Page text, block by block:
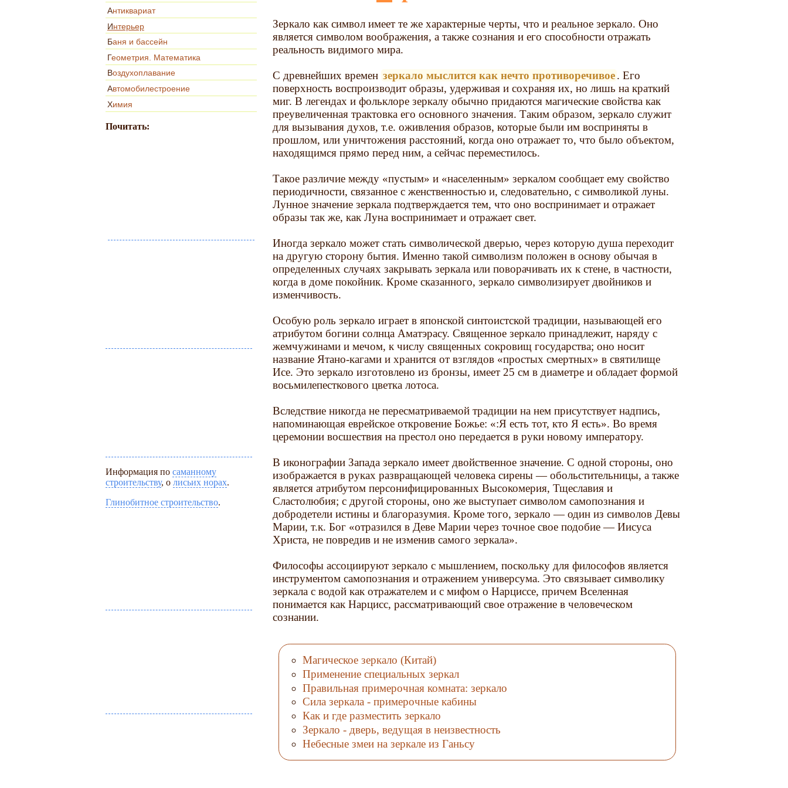
Антиквариат
Интерьер
Баня и бассейн
Геометрия. Математика
Воздухоплавание
Автомобилестроение
Химия
Почитать:
Информация по саманному
строительству, о лисьих норах.
Глинобитное строительство.
Зеркало как символ имеет те же характерные черты, что и реальное зеркало. Оно
является символом воображения, а также сознания и его способности отражать
реальность видимого мира.
С древнейших времен зеркало мыслится как нечто противоречивое. Его
поверхность воспроизводит образы, удерживая и сохраняя их, но лишь на краткий
миг. В легендах и фольклоре зеркалу обычно придаются магические свойства как
преувеличенная трактовка его основного значения. Таким образом, зеркало служит
для вызывания духов, т.е. оживления образов, которые были им восприняты в
прошлом, или уничтожения расстояний, когда оно отражает то, что было объектом,
находящимся прямо перед ним, а сейчас переместилось.
Такое различие между «пустым» и «населенным» зеркалом сообщает ему свойство
периодичности, связанное с женственностью и, следовательно, с символикой луны.
Лунное значение зеркала подтверждается тем, что оно воспринимает и отражает
образы так же, как Луна воспринимает и отражает свет.
Иногда зеркало может стать символической дверью, через которую душа переходит
на другую сторону бытия. Именно такой символизм положен в основу обычая в
определенных случаях закрывать зеркала или поворачивать их к стене, в частности,
когда в доме покойник. Кроме сказанного, зеркало символизирует двойников и
изменчивость.
Особую роль зеркало играет в японской синтоистской традиции, называющей его
атрибутом богини солнца Аматэрасу. Священное зеркало принадлежит, наряду с
жемчужинами и мечом, к числу священных сокровищ государства; оно носит
название Ятано-кагами и хранится от взглядов «простых смертных» в святилище
Исе. Это зеркало изготовлено из бронзы, имеет 25 см в диаметре и обладает формой
восьмилепесткового цветка лотоса.
Вследствие никогда не пересматриваемой традиции на нем присутствует надпись,
напоминающая еврейское откровение Божье: «:Я есть тот, кто Я есть». Во время
церемонии восшествия на престол оно передается в руки новому императору.
В иконографии Запада зеркало имеет двойственное значение. С одной стороны, оно
изображается в руках развращающей человека сирены — обольстительницы, а также
является атрибутом персонифицированных Высокомерия, Тщеславия и
Сластолюбия; с другой стороны, оно же выступает символом самопознания и
добродетели истины и благоразумия. Кроме того, зеркало — один из символов Девы
Марии, т.к. Бог «отразился в Деве Марии через точное свое подобие — Иисуса
Христа, не повредив и не изменив самого зеркала».
Философы ассоциируют зеркало с мышлением, поскольку для философов является
инструментом самопознания и отражением универсума. Это связывает символику
зеркала с водой как отражателем и с мифом о Нарциссе, причем Вселенная
понимается как Нарцисс, рассматривающий свое отражение в человеческом
сознании.
Магическое зеркало (Китай)
Применение специальных зеркал
Правильная примерочная комната: зеркало
Сила зеркала - примерочные кабины
Как и где разместить зеркало
Зеркало - дверь, ведущая в неизвестность
Небесные змеи на зеркале из Ганьсу